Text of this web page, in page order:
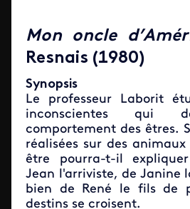
Mon oncle
Resnais (1980)
Synopsis
Le professeur Laborit
inconscientes qui
comportement des êtres.
réalisées sur des
être pourra-t-il
Jean l'arriviste, de Janine
bien de René le fils de
destins se croisent.